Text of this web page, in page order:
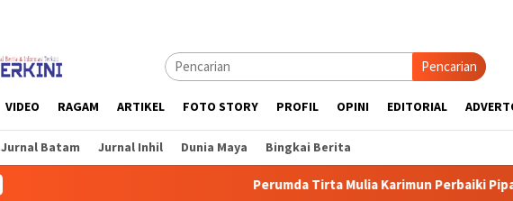
Pencarian
VIDEO RAGAM ARTIKEL FOTO STORY PROFIL OPINI EDITORIAL
Jurnal Batam Jurnal Inhil Dunia Maya Bingkai Berita
Perumda Tirta Mulia Karimun Perbaiki Pipa JDU, Warga